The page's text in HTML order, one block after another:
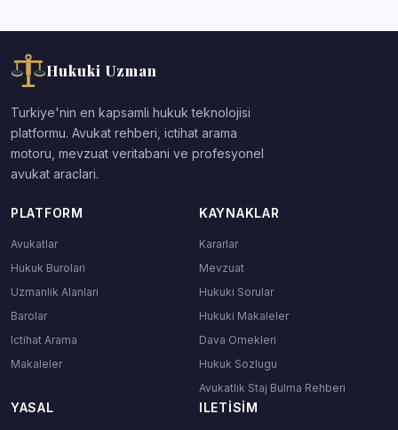
Hukuki Uzman
Turkiye'nin en kapsamli hukuk teknolojisi
platformu. Avukat rehberi, ictihat arama
motoru, mevzuat veritabani ve profesyonel
avukat araclari.
PLATFORM
Avukatlar
Hukuk Burolari
Uzmanlik Alanlari
Barolar
Ictihat Arama
Makaleler
KAYNAKLAR
Kararlar
Mevzuat
Hukuki Sorular
Hukuki Makaleler
Dava Ornekleri
Hukuk Sozlugu
Avukatlık Staj Bulma Rehberi
YASAL ILETISIM